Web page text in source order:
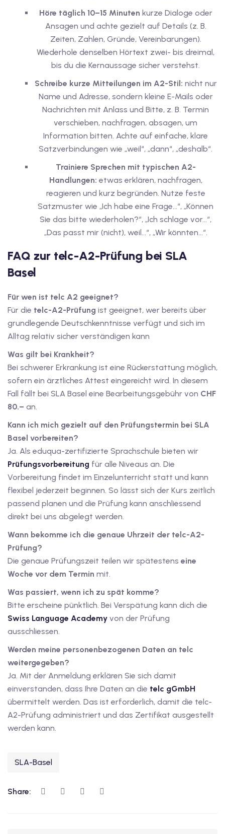
Höre täglich 10–15 Minuten kurze Dialoge oder
Ansagen und achte gezielt auf Details (z. B.
Zeiten, Zahlen, Gründe, Vereinbarungen).
Wiederhole denselben Hörtext zwei- bis dreimal,
bis du die Kernaussage sicher verstehst.
Schreibe kurze Mitteilungen im A2-Stil: nicht nur
Name und Adresse, sondern kleine E-Mails oder
Nachrichten mit Anlass und Bitte, z. B. Termin
verschieben, nachfragen, absagen, um
Information bitten. Achte auf einfache, klare
Satzverbindungen wie „weil“, „dann“, „deshalb“.
Trainiere Sprechen mit typischen A2-
Handlungen: etwas erklären, nachfragen,
reagieren und kurz begründen. Nutze feste
Satzmuster wie „Ich habe eine Frage…“, „Können
Sie das bitte wiederholen?“, „Ich schlage vor…“,
„Das passt mir (nicht), weil…“, „Wir könnten…“.
FAQ zur telc-A2-Prüfung bei SLA
Basel
Für wen ist telc A2 geeignet?
Für die telc-A2-Prüfung ist geeignet, wer bereits über
grundlegende Deutschkenntnisse verfügt und sich im
Alltag relativ sicher verständigen kann
Was gilt bei Krankheit?
Bei schwerer Erkrankung ist eine Rückerstattung möglich,
sofern ein ärztliches Attest eingereicht wird. In diesem
Fall fällt bei SLA Basel eine Bearbeitungsgebühr von CHF
80.– an.
Kann ich mich gezielt auf den Prüfungstermin bei SLA
Basel vorbereiten?
Ja. Als eduqua-zertifizierte Sprachschule bieten wir
Prüfungsvorbereitung für alle Niveaus an. Die
Vorbereitung findet im Einzelunterricht statt und kann
flexibel jederzeit beginnen. So lässt sich der Kurs zeitlich
passend planen und die Prüfung kann anschliessend
direkt bei uns abgelegt werden.
Wann bekomme ich die genaue Uhrzeit der telc-A2-
Prüfung?
Die genaue Prüfungszeit teilen wir spätestens eine
Woche vor dem Termin mit.
Was passiert, wenn ich zu spät komme?
Bitte erscheine pünktlich. Bei Verspätung kann dich die
Swiss Language Academy von der Prüfung
ausschliessen.
Werden meine personenbezogenen Daten an telc
weitergegeben?
Ja. Mit der Anmeldung erklären Sie sich damit
einverstanden, dass Ihre Daten an die telc gGmbH
übermittelt werden. Das ist erforderlich, damit die telc-
A2-Prüfung administriert und das Zertifikat ausgestellt
werden kann.
SLA-Basel
Share: